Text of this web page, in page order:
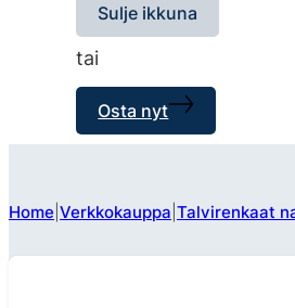
Sulje ikkuna
tai
Osta nyt
Home Verkkokauppa Talvirenkaat